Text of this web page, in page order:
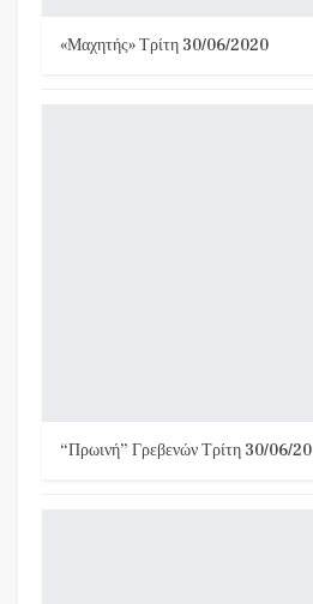
«Μαχητής» Τρίτη 30/06/2020
“Πρωινή” Γρεβενών Τρίτη 30/06/20